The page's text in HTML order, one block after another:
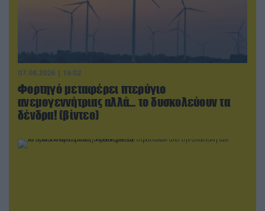
07.08.2026 | 16:02
Φορτηγό μεταφέρει πτερύγιο
ανεμογεννήτριας αλλά… το δυσκολεύουν τα
δένδρα! (βίντεο)